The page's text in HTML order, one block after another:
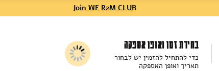
Join WE R2M CLUB
בחירת זמן ואופן אספקה
כדי להתחיל להזמין יש לבחור
תאריך ואופן האספקה